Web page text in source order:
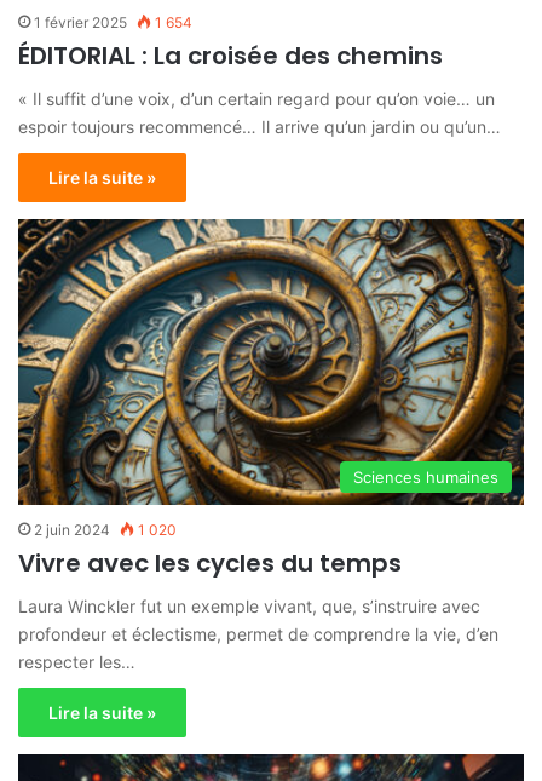
1 février 2025 1 654
ÉDITORIAL : La croisée des chemins
« Il suffit d’une voix, d’un certain regard pour qu’on voie… un
espoir toujours recommencé… Il arrive qu’un jardin ou qu’un…
Lire la suite »
Sciences humaines
2 juin 2024 1 020
Vivre avec les cycles du temps
Laura Winckler fut un exemple vivant, que, s’instruire avec
profondeur et éclectisme, permet de comprendre la vie, d’en
respecter les…
Lire la suite »